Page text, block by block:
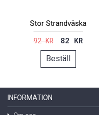
Stor Strandväska
92 KR 82 KR
Beställ
INFORMATION